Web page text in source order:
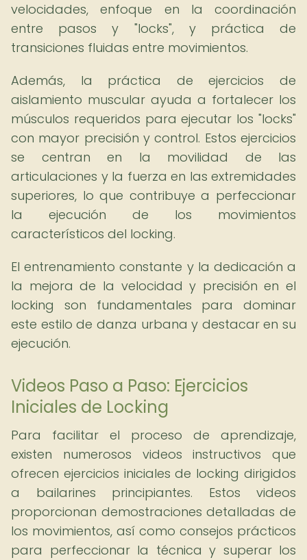
velocidades, enfoque en la coordinación
entre pasos y "locks", y práctica de
transiciones fluidas entre movimientos.
Además, la práctica de ejercicios de
aislamiento muscular ayuda a fortalecer los
músculos requeridos para ejecutar los "locks"
con mayor precisión y control. Estos ejercicios
se centran en la movilidad de las
articulaciones y la fuerza en las extremidades
superiores, lo que contribuye a perfeccionar
la ejecución de los movimientos
característicos del locking.
El entrenamiento constante y la dedicación a
la mejora de la velocidad y precisión en el
locking son fundamentales para dominar
este estilo de danza urbana y destacar en su
ejecución.
Videos Paso a Paso: Ejercicios
Iniciales de Locking
Para facilitar el proceso de aprendizaje,
existen numerosos videos instructivos que
ofrecen ejercicios iniciales de locking dirigidos
a bailarines principiantes. Estos videos
proporcionan demostraciones detalladas de
los movimientos, así como consejos prácticos
para perfeccionar la técnica y superar los